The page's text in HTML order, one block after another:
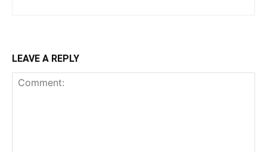
LEAVE A REPLY